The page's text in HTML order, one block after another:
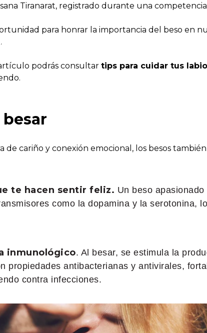
Tiranarat, registrado durante una
para honrar la importancia del beso en
podrás consultartips para cuidar tus
de cariño y conexión emocional, los besos
te hacen sentir feliz. Un beso
como la dopamina y la serotonina,
inmunológico. Al besar, se estimula la
propiedades antibacterianas y antivirales,
contra infecciones.